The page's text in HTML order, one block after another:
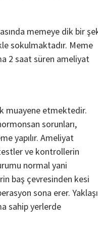
memeye dik bir
sokulmaktadır. Meme
2 saat süren ameliyat
muayene etmektedir.
sorunları,
yapılır. Ameliyat
ve kontrollerin
normal yani
baş çevresinden kesi
sona erer.
sahip yerlerde